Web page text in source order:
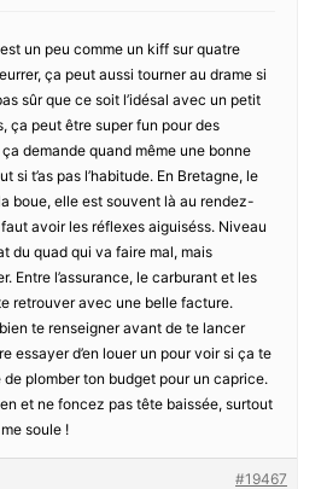
un peu comme un kiff sur quatre
ça peut aussi tourner au drame si
sûr que ce soit l’idésal avec un petit
ça peut être super fun pour des
demande quand même une bonne
si t’as pas l’habitude. En Bretagne, le
boue, elle est souvent là au rendez-
avoir les réflexes aiguiséss. Niveau
du quad qui va faire mal, mais
Entre l’assurance, le carburant et les
retrouver avec une belle facture.
te renseigner avant de te lancer
essayer d’en louer un pour voir si ça te
plomber ton budget pour un caprice.
et ne foncez pas tête baissée, surtout
soule !
#19467